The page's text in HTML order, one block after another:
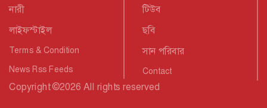
নারী
লাইফস্টাইল
Terms & Condition
News Rss Feeds
টিউব
ছবি
সান পরিবার
Contact
Copyright©2026 All rights reserved